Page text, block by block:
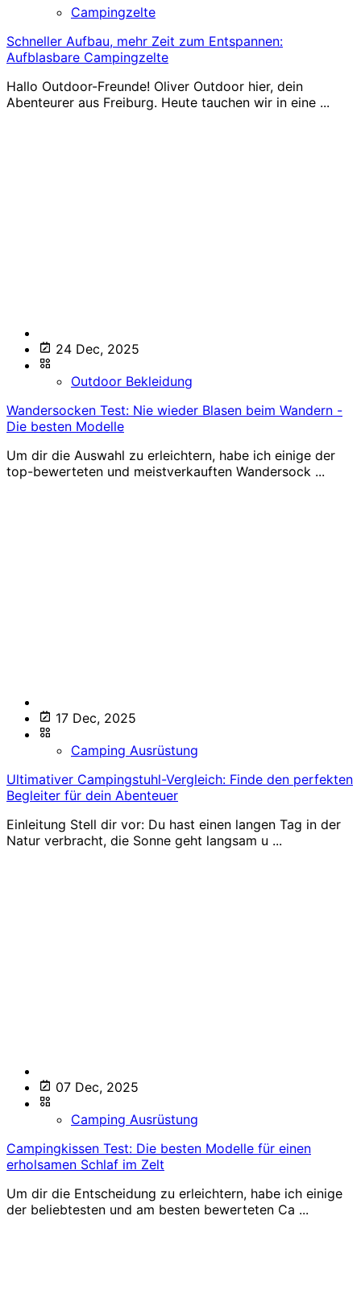
Campingzelte
Schneller Aufbau, mehr Zeit zum Entspannen:
Aufblasbare Campingzelte
Hallo Outdoor-Freunde! Oliver Outdoor hier, dein
Abenteurer aus Freiburg. Heute tauchen wir in eine ...
24 Dec, 2025
Outdoor Bekleidung
Wandersocken Test: Nie wieder Blasen beim Wandern -
Die besten Modelle
Um dir die Auswahl zu erleichtern, habe ich einige der
top-bewerteten und meistverkauften Wandersock ...
17 Dec, 2025
Camping Ausrüstung
Ultimativer Campingstuhl-Vergleich: Finde den perfekten
Begleiter für dein Abenteuer
Einleitung Stell dir vor: Du hast einen langen Tag in der
Natur verbracht, die Sonne geht langsam u ...
07 Dec, 2025
Camping Ausrüstung
Campingkissen Test: Die besten Modelle für einen
erholsamen Schlaf im Zelt
Um dir die Entscheidung zu erleichtern, habe ich einige
der beliebtesten und am besten bewerteten Ca ...